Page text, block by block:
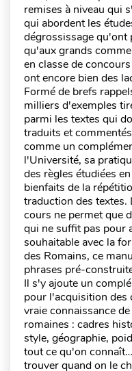
remises à niveau qui
qui abordent les
dégrossissage qu'ont
qu'aux grands
en classe de
ont encore bien des
Formé de brefs
milliers d'exemples
parmi les textes qui
traduits et
comme un
l'Université, sa
des règles étudiées
bienfaits de la
traduction des textes.
cours ne permet que
qui ne suffit pas pour
souhaitable avec la
des Romains, ce
phrases pré-
Il s'y ajoute un
pour l'acquisition des
vraie connaissance
romaines : cadres
style, géographie,
tout ce qu'on
trouver quand on le